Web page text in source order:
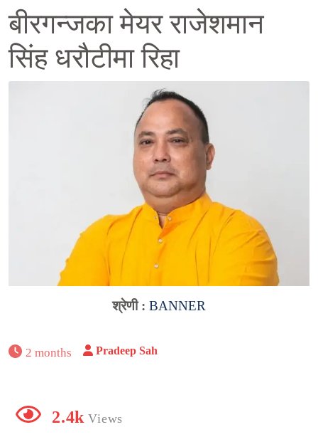
बीरगन्जका मेयर राजेशमान
सिंह धरौटीमा रिहा
श्रेणी : BANNER
2 months Pradeep Sah
2.4k Views